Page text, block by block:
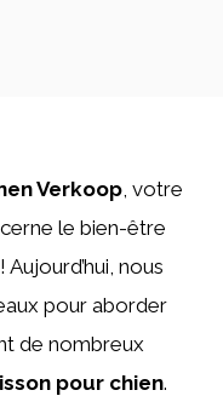
Verkoop, votre
le bien-être
nous
pour aborder
de nombreux
pour chien.